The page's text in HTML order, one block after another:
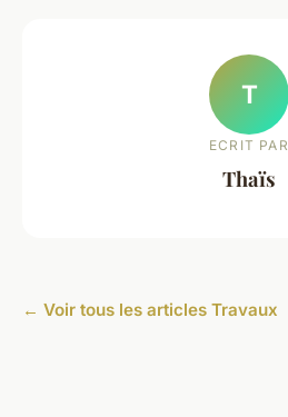
T
ECRIT PAR
Thaïs
← Voir tous les articles Travaux